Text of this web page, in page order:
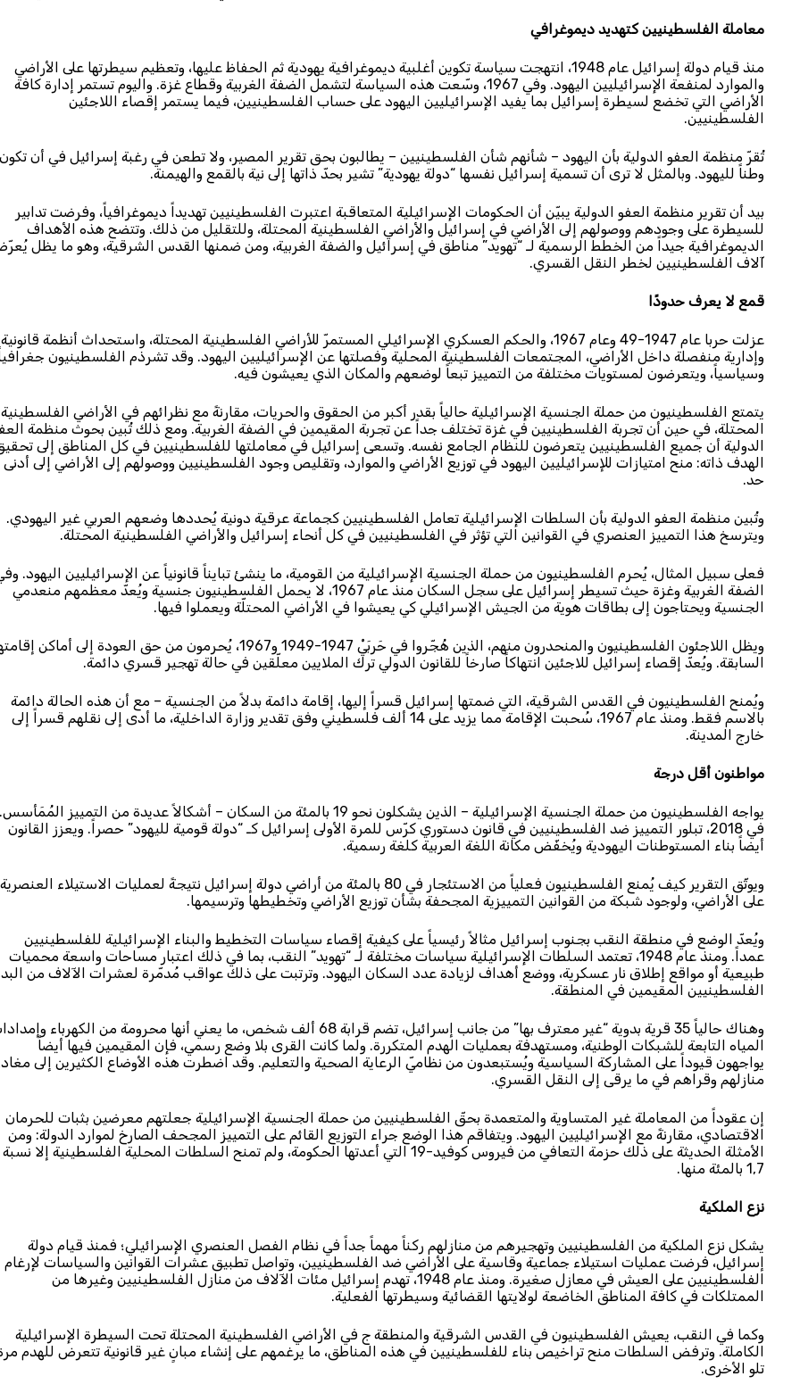
معاملة الفلسطينيين كتهديد ديموغرافي
منذ قيام دولة إسرائيل عام 1948، انتهجت سياسة تكوين أغلبية ديموغرافية يهودية ثم الحفاظ عليها، وتعظيم سيطرتها على الأراضي
والموارد لمنفعة الإسرائيليين اليهود. وفي 1967، وسّعت هذه السياسة لتشمل الضفة الغربية وقطاع غزة. واليوم تستمر إدارة كافة
الأراضي التي تخضع لسيطرة إسرائيل بما يفيد الإسرائيليين اليهود على حساب الفلسطينيين، فيما يستمر إقصاء اللاجئين
الفلسطينيين.
تُقرّ منظمة العفو الدولية بأن اليهود – شأنهم شأن الفلسطينيين – يطالبون بحق تقرير المصير، ولا تطعن في رغبة إسرائيل في أن تكون
وطناً لليهود. وبالمثل لا ترى أن تسمية إسرائيل نفسها “دولة يهودية” تشير بحدّ ذاتها إلى نية بالقمع والهيمنة.
بيد أن تقرير منظمة العفو الدولية يبيّن أن الحكومات الإسرائيلية المتعاقبة اعتبرت الفلسطينيين تهديداً ديموغرافياً، وفرضت تدابير
للسيطرة على وجودهم ووصولهم إلى الأراضي في إسرائيل والأراضي الفلسطينية المحتلة، وللتقليل من ذلك. وتتضح هذه الأهداف
الديموغرافية جيداً من الخطط الرسمية لـ “تهويد” مناطق في إسرائيل والضفة الغربية، ومن ضمنها القدس الشرقية، وهو ما يظل
آلاف الفلسطينيين لخطر النقل القسري.
قمع لا يعرف حدودًا
عزلت حربا عام 1947-49 وعام 1967، والحكم العسكري الإسرائيلي المستمرّ للأراضي الفلسطينية المحتلة، واستحداث أنظمة قانونية
وإدارية منفصلة داخل الأراضي، المجتمعات الفلسطينية المحلية وفصلتها عن الإسرائيليين اليهود. وقد تشرذم الفلسطينيون
وسياسياً، ويتعرضون لمستويات مختلفة من التمييز تبعاً لوضعهم والمكان الذي يعيشون فيه.
يتمتع الفلسطينيون من حملة الجنسية الإسرائيلية حالياً بقدر أكبر من الحقوق والحريات، مقارنةً مع نظرائهم في الأراضي الفلسطينية
المحتلة، في حين أن تجربة الفلسطينيين في غزة تختلف جداً عن تجربة المقيمين في الضفة الغربية. ومع ذلك تُبين بحوث منظمة
الدولية أن جميع الفلسطينيين يتعرضون للنظام الجامع نفسه. وتسعى إسرائيل في معاملتها للفلسطينيين في كل المناطق إلى
الهدف ذاته: منح امتيازات للإسرائيليين اليهود في توزيع الأراضي والموارد، وتقليص وجود الفلسطينيين ووصولهم إلى الأراضي إلى أدنى
حد.
وتُبين منظمة العفو الدولية بأن السلطات الإسرائيلية تعامل الفلسطينيين كجماعة عرقية دونية يُحددها وضعهم العربي غير اليهودي.
ويترسخ هذا التمييز العنصري في القوانين التي تؤثر في الفلسطينيين في كل أنحاء إسرائيل والأراضي الفلسطينية المحتلة.
فعلى سبيل المثال، يُحرم الفلسطينيون من حملة الجنسية الإسرائيلية من القومية، ما ينشئ تبايناً قانونياً عن الإسرائيليين اليهود.
الضفة الغربية وغزة حيث تسيطر إسرائيل على سجل السكان منذ عام 1967، لا يحمل الفلسطينيون جنسية ويُعدّ معظمهم منعدمي
الجنسية ويحتاجون إلى بطاقات هوية من الجيش الإسرائيلي كي يعيشوا في الأراضي المحتلّة ويعملوا فيها.
ويظل اللاجئون الفلسطينيون والمنحدرون منهم، الذين هُجّروا في حَربَيْ 1947-1949 و1967، يُحرمون من حق العودة إلى أماكن
السابقة. ويُعدّ إقصاء إسرائيل للاجئين انتهاكاً صارخاً للقانون الدولي ترك الملايين معلّقين في حالة تهجير قسري دائمة.
ويُمنح الفلسطينيون في القدس الشرقية، التي ضمتها إسرائيل قسراً إليها، إقامة دائمة بدلاً من الجنسية – مع أن هذه الحالة دائمة
بالاسم فقط. ومنذ عام 1967، سُحبت الإقامة مما يزيد على 14 ألف فلسطيني وفق تقدير وزارة الداخلية، ما أدى إلى نقلهم قسراً إلى
خارج المدينة.
مواطنون أقل درجة
يواجه الفلسطينيون من حملة الجنسية الإسرائيلية – الذين يشكلون نحو 19 بالمئة من السكان – أشكالاً عديدة من التمييز المُمَأسس.
في 2018، تبلور التمييز ضد الفلسطينيين في قانون دستوري كرّس للمرة الأولى إسرائيل كـ “دولة قومية لليهود” حصراً. ويعزز القانون
أيضاً بناء المستوطنات اليهودية ويُخفّض مكانة اللغة العربية كلغة رسمية.
ويوثّق التقرير كيف يُمنع الفلسطينيون فعلياً من الاستئجار في 80 بالمئة من أراضي دولة إسرائيل نتيجةً لعمليات الاستيلاء العنصرية
على الأراضي، ولوجود شبكة من القوانين التمييزية المجحفة بشأن توزيع الأراضي وتخطيطها وترسيمها.
ويُعدّ الوضع في منطقة النقب بجنوب إسرائيل مثالاً رئيسياً على كيفية إقصاء سياسات التخطيط والبناء الإسرائيلية للفلسطينيين
عمداً. ومنذ عام 1948، تعتمد السلطات الإسرائيلية سياسات مختلفة لـ “تهويد” النقب، بما في ذلك اعتبار مساحات واسعة محميات
طبيعية أو مواقع إطلاق نار عسكرية، ووضع أهداف لزيادة عدد السكان اليهود. وترتبت على ذلك عواقب مُدمّرة لعشرات الآلاف من
الفلسطينيين المقيمين في المنطقة.
وهناك حالياً 35 قرية بدوية “غير معترف بها” من جانب إسرائيل، تضم قرابة 68 ألف شخص، ما يعني أنها محرومة من الكهرباء
المياه التابعة للشبكات الوطنية، ومستهدفة بعمليات الهدم المتكررة. ولما كانت القرى بلا وضع رسمي، فإن المقيمين فيها أيضاً
يواجهون قيوداً على المشاركة السياسية ويُستبعدون من نظاميّ الرعاية الصحية والتعليم. وقد اضطرت هذه الأوضاع الكثيرين إلى
منازلهم وقراهم في ما يرقى إلى النقل القسري.
إن عقوداً من المعاملة غير المتساوية والمتعمدة بحقّ الفلسطينيين من حملة الجنسية الإسرائيلية جعلتهم معرضين بثبات للحرمان
الاقتصادي، مقارنةً مع الإسرائيليين اليهود. ويتفاقم هذا الوضع جراء التوزيع القائم على التمييز المجحف الصارخ لموارد الدولة: ومن
الأمثلة الحديثة على ذلك حزمة التعافي من فيروس كوفيد-19 التي أعدتها الحكومة، ولم تمنح السلطات المحلية الفلسطينية إلا نسبة
1,7 بالمئة منها.
نزع الملكية
يشكل نزع الملكية من الفلسطينيين وتهجيرهم من منازلهم ركناً مهماً جداً في نظام الفصل العنصري الإسرائيلي؛ فمنذ قيام دولة
إسرائيل، فرضت عمليات استيلاء جماعية وقاسية على الأراضي ضد الفلسطينيين، وتواصل تطبيق عشرات القوانين والسياسات لإرغام
الفلسطينيين على العيش في معازل صغيرة. ومنذ عام 1948، تهدم إسرائيل مئات الآلاف من منازل الفلسطينيين وغيرها من
الممتلكات في كافة المناطق الخاضعة لولايتها القضائية وسيطرتها الفعلية.
وكما في النقب، يعيش الفلسطينيون في القدس الشرقية والمنطقة ج في الأراضي الفلسطينية المحتلة تحت السيطرة الإسرائيلية
الكاملة. وترفض السلطات منح تراخيص بناء للفلسطينيين في هذه المناطق، ما يرغمهم على إنشاء مبانٍ غير قانونية تتعرض للهدم
تلو الأخرى.